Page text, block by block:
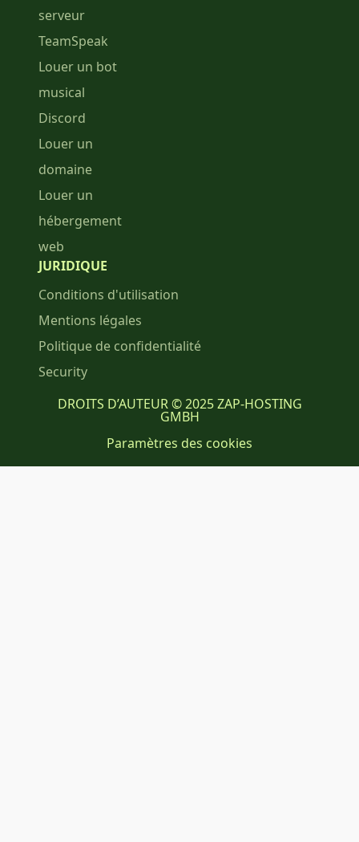
serveur
TeamSpeak
Louer un bot
musical
Discord
Louer un
domaine
Louer un
hébergement
web
JURIDIQUE
Conditions d'utilisation
Mentions légales
Politique de confidentialité
Security
DROITS D’AUTEUR © 2025 ZAP-HOSTING
GMBH
Paramètres des cookies